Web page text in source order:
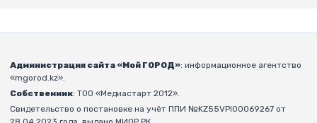
Администрация сайта «Мой ГОРОД»: информационное агентство
«mgorod.kz».
Собственник: ТОО «Медиастарт 2012».
Свидетельство о постановке на учёт ППИ №KZ55VPI00069267 от